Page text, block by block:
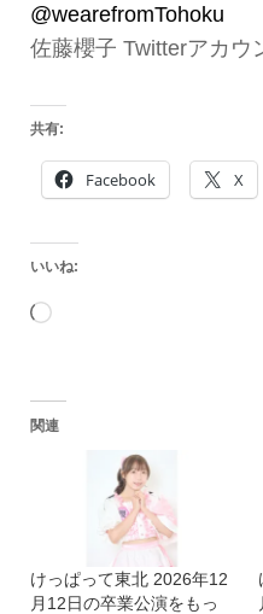
@wearefromTohoku
佐藤櫻子 Twitterアカウ
共有:
Facebook X
いいね:
読
込
関連
けっぱって東北 2026年12
月12日の卒業公演をもっ